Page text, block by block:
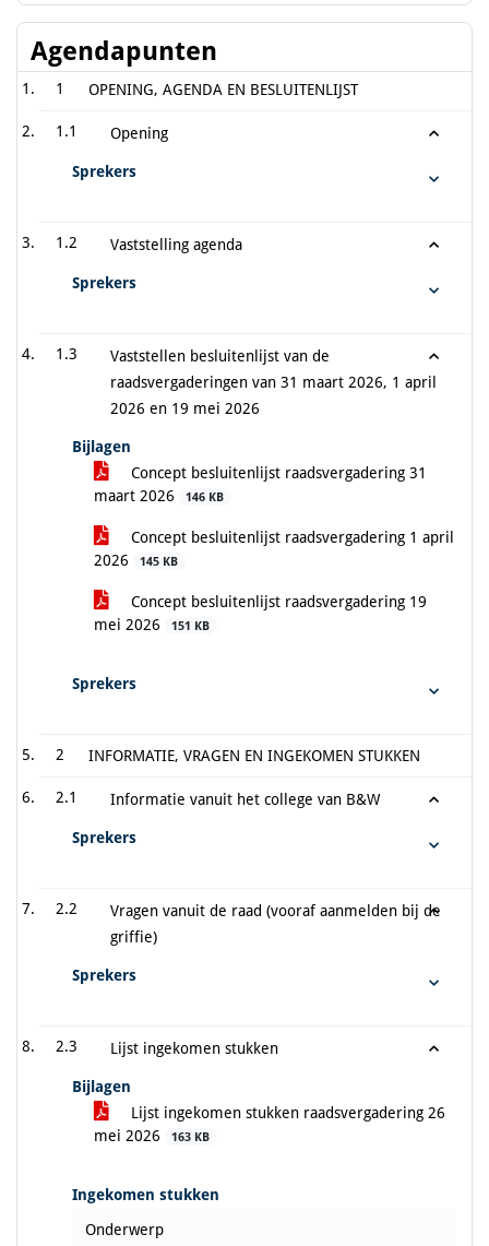
Agendapunten
1 OPENING, AGENDA EN BESLUITENLIJST
1.1 Opening
Sprekers
1.2 Vaststelling agenda
Sprekers
1.3
Vaststellen besluitenlijst van de
raadsvergaderingen van 31 maart 2026, 1 april
2026 en 19 mei 2026
Bijlagen
Concept besluitenlijst raadsvergadering 31
maart 2026
146 KB
Concept besluitenlijst raadsvergadering 1 april
2026
145 KB
Concept besluitenlijst raadsvergadering 19
mei 2026
151 KB
Sprekers
2 INFORMATIE, VRAGEN EN INGEKOMEN STUKKEN
2.1 Informatie vanuit het college van B&W
Sprekers
2.2
Vragen vanuit de raad (vooraf aanmelden bij de
griffie)
Sprekers
2.3 Lijst ingekomen stukken
Bijlagen
Lijst ingekomen stukken raadsvergadering 26
mei 2026
163 KB
Ingekomen stukken
Onderwerp